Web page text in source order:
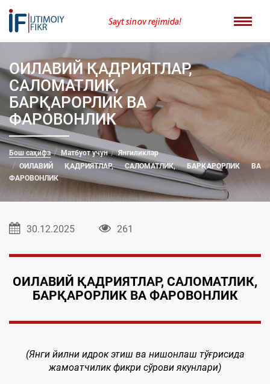
Sayt sinov rejimida!
ОИЛАВИЙ ҚАДРИЯТЛАР,
САЛОМАТЛИК,
БАРҚАРОРЛИК ВА
ФАРОВОНЛИК
Бош саҳифа Матбуот учун
Янгиликлар
ОИЛАВИЙ ҚАДРИЯТЛАР, САЛОМАТЛИК, БАРҚАРОРЛИК ВА
ФАРОВОНЛИК
30.12.2025 261
ОИЛАВИЙ ҚАДРИЯТЛАР, САЛОМАТЛИК,
БАРҚАРОРЛИК ВА ФАРОВОНЛИК
(Янги йилни идрок этиш ва нишонлаш тўғрисида
жамоатчилик фикри сўрови якунлари)